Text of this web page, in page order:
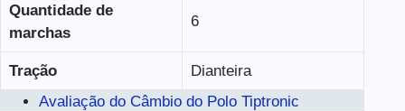
Quantidade de
marchas
6
Tração
Dianteira
Avaliação do Câmbio do Polo Tiptronic